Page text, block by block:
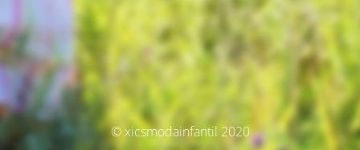
© xicsmodainfantil 2020